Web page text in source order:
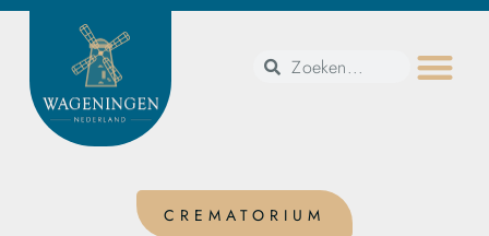
CREMATORIUM